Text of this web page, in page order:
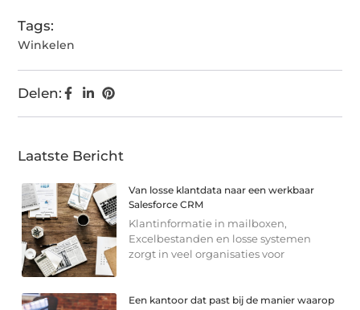
Tags:
Winkelen
Delen:
Laatste Bericht
Van losse klantdata naar een werkbaar
Salesforce CRM
Klantinformatie in mailboxen,
Excelbestanden en losse systemen
zorgt in veel organisaties voor
Een kantoor dat past bij de manier waarop